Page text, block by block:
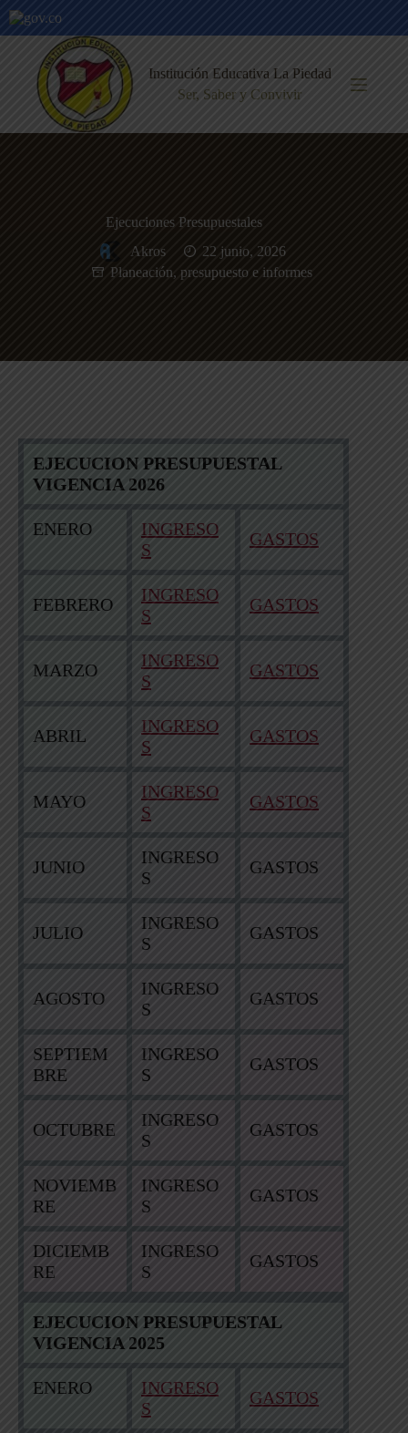
contenido
Institución Educativa La Piedad
Ser, Saber y Convivir
Ejecuciones Presupuestales
Akros
22 junio, 2026
Planeación, presupuesto e informes
EJECUCION PRESUPUESTAL
VIGENCIA 2026
ENERO
INGRESO
S
GASTOS
FEBRERO
INGRESO
S
GASTOS
MARZO
INGRESO
S
GASTOS
ABRIL
INGRESO
S
GASTOS
MAYO
INGRESO
S
GASTOS
JUNIO
INGRESO
S
GASTOS
JULIO
INGRESO
S
GASTOS
AGOSTO
INGRESO
S
GASTOS
SEPTIEM
BRE
INGRESO
S
GASTOS
OCTUBRE
INGRESO
S
GASTOS
NOVIEMB
RE
INGRESO
S
GASTOS
DICIEMB
RE
INGRESO
S
GASTOS
EJECUCION PRESUPUESTAL
VIGENCIA 2025
ENERO
INGRESO
S
GASTOS